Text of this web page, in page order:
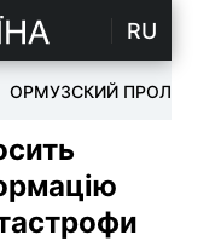
RU
ОРМУЗСКИЙ ПРОЛИВ